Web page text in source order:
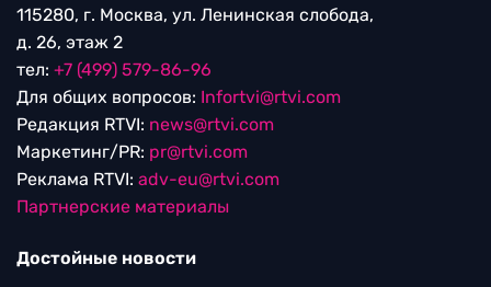
115280, г. Москва, ул. Ленинская слобода,
д. 26, этаж 2
тел: +7 (499) 579-86-96
Для общих вопросов: Infortvi@rtvi.com
Редакция RTVI: news@rtvi.com
Маркетинг/PR: pr@rtvi.com
Реклама RTVI: adv-eu@rtvi.com
Партнерские материалы
Достойные новости